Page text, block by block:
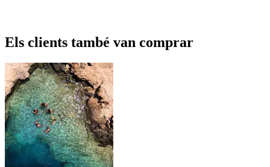
Els clients també van comprar